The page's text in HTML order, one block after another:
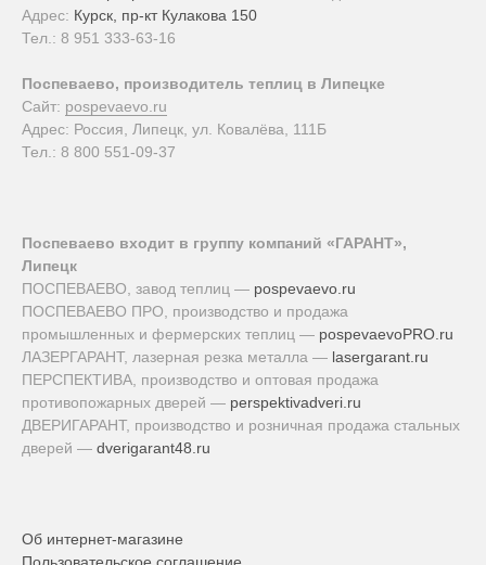
Адрес: Курск, пр-кт Кулакова 150
Тел.: 8 951 333-63-16
Поспеваево, производитель теплиц в Липецке
Сайт: pospevaevo.ru
Адрес: Россия, Липецк, ул. Ковалёва, 111Б
Тел.: 8 800 551-09-37
Поспеваево входит в группу компаний «ГАРАНТ»,
Липецк
ПОСПЕВАЕВО, завод теплиц — pospevaevo.ru
ПОСПЕВАЕВО ПРО, производство и продажа
промышленных и фермерских теплиц — pospevaevoPRO.ru
ЛАЗЕРГАРАНТ, лазерная резка металла — lasergarant.ru
ПЕРСПЕКТИВА, производство и оптовая продажа
противопожарных дверей — perspektivadveri.ru
ДВЕРИГАРАНТ, производство и розничная продажа стальных
дверей — dverigarant48.ru
Об интернет-магазине